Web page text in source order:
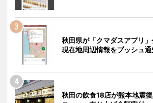
秋田県が「クマダスアプリ
現在地周辺情報をプッシュ通
秋田の飲食18店が熊本地震